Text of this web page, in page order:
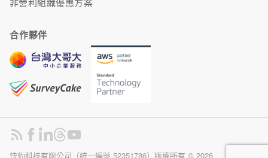
合作夥伴
快豹科技有限公司（統一編號 52351786）版權所有 © 2026